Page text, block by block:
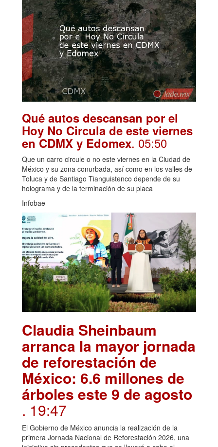
Qué autos descansan por el
Hoy No Circula de este viernes
en CDMX y Edomex. 05:50
Que un carro circule o no este viernes en la Ciudad de
México y su zona conurbada, así como en los valles de
Toluca y de Santiago Tianguistenco depende de su
holograma y de la terminación de su placa
Infobae
Claudia Sheinbaum
arranca la mayor jornada
de reforestación de
México: 6.6 millones de
árboles este 9 de agosto
. 19:47
El Gobierno de México anuncia la realización de la
primera Jornada Nacional de Reforestación 2026, una